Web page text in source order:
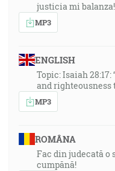
justicia mi
MP3
ENGLISH
Topic: Isaiah
and righteousness
MP3
ROMÂNA
Fac din judecată o
cumpănă!